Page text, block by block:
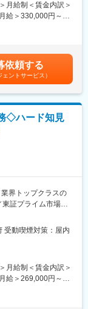
される部品を活用
鮮明さだけではな
でき、環境保全に
いるか等）
ティ面の検討評価
ールや使用実験機
いて、高い技術力を
です。
し、すべての力を
月給制＜賃金内訳＞
給＞330,000円～
じて上下する可能
表記です。
依頼する
ェントサービス）
◇ハード知見
界トップクラスの
証プライム市場上
クラスメーカーに
受動喫煙対策：屋内
月給制＜賃金内訳＞
給＞269,000円～